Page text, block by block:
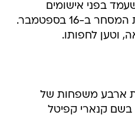
בפני אישומים
פליליים בעקבות שערוריית המסחר ב-16 בספטמבר.
וטען לחפותו.
ארבע משפחות של
בשם קנארי קפיטל